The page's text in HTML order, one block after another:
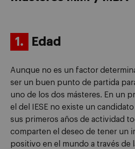
1. Edad
Aunque no es un factor
ser un buen punto de partida
uno de los dos másteres. En un
el del IESE no existe un
sus primeros años de actividad
comparten el deseo de tener un
positivo en el mundo a través de